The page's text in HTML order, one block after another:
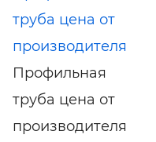
труба цена от
производителя
Профильная
труба цена от
производителя